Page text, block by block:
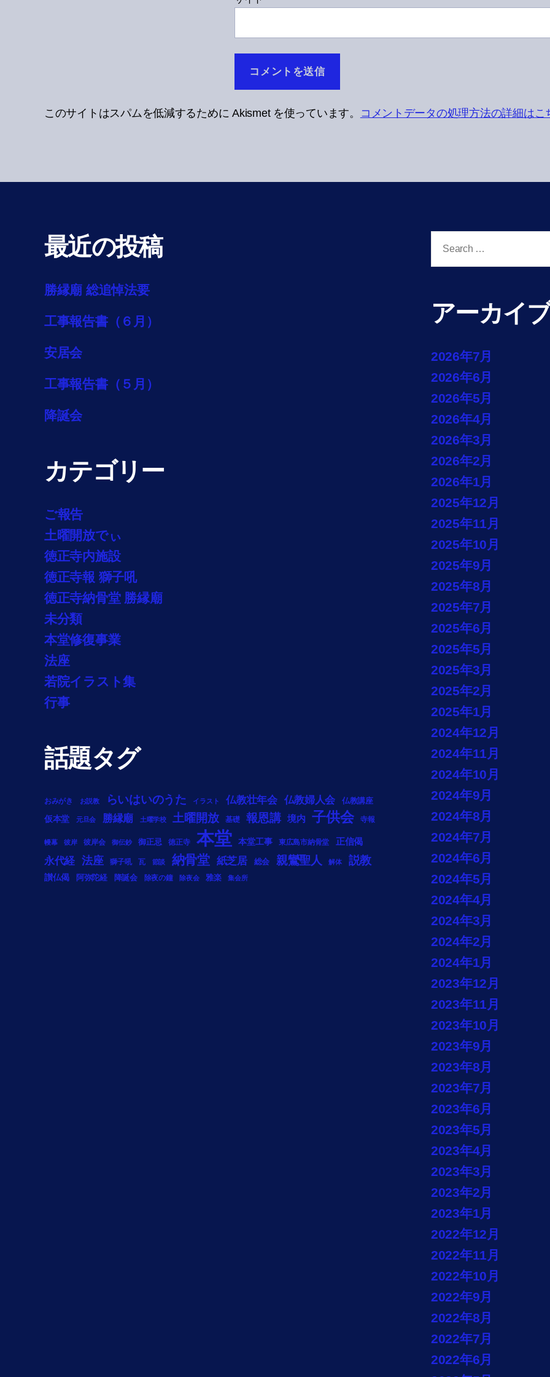
このサイトはスパムを低減するために Akismet を使っています。 コメントデータの処理方法の詳細はこ
最近の投稿
勝縁廟 総追悼法要
工事報告書（６月）
安居会
工事報告書（５月）
降誕会
カテゴリー
ご報告
土曜開放でぃ
徳正寺内施設
徳正寺報 獅子吼
徳正寺納骨堂 勝縁廟
未分類
本堂修復事業
法座
若院イラスト集
行事
話題タグ
おみがき お説教 らいはいのうた イラスト 仏教壮年会 仏教婦人会
仏教講座
仮本堂
元旦会 勝縁廟 土曜学校 土曜開放 基礎 報恩講 境内 子供会 寺報
幔幕 彼岸 彼岸会 御伝鈔 御正忌 徳正寺 本堂 本堂工事 東広島市納骨堂 正信偈
永代経 法座 獅子吼 瓦 節談 納骨堂 紙芝居 総会 親鸞聖人 解体 説教
讃仏偈 阿弥陀経 降誕会 除夜の鐘 除夜会 雅楽 集会所
for:
アーカイ
2026年7月
2026年6月
2026年5月
2026年4月
2026年3月
2026年2月
2026年1月
2025年12月
2025年11月
2025年10月
2025年9月
2025年8月
2025年7月
2025年6月
2025年5月
2025年3月
2025年2月
2025年1月
2024年12月
2024年11月
2024年10月
2024年9月
2024年8月
2024年7月
2024年6月
2024年5月
2024年4月
2024年3月
2024年2月
2024年1月
2023年12月
2023年11月
2023年10月
2023年9月
2023年8月
2023年7月
2023年6月
2023年5月
2023年4月
2023年3月
2023年2月
2023年1月
2022年12月
2022年11月
2022年10月
2022年9月
2022年8月
2022年7月
2022年6月